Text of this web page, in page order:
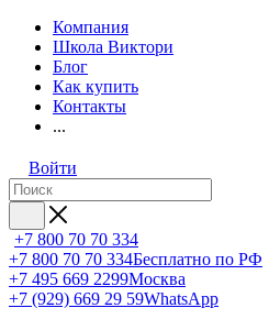
Компания
Школа Виктори
Блог
Как купить
Контакты
...
Войти
+7 800 70 70 334
+7 800 70 70 334Бесплатно по РФ
+7 495 669 2299Москва
+7 (929) 669 29 59WhatsApp